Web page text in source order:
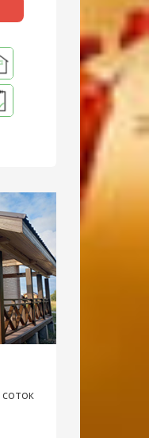
соток